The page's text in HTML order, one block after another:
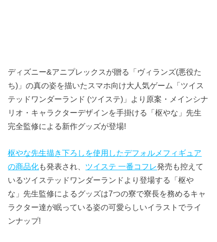
ディズニー&アニプレックスが贈る「ヴィランズ(悪役た
ち)」の真の姿を描いたスマホ向け大人気ゲーム「ツイス
テッドワンダーランド (ツイステ)」より原案・メインシナ
リオ・キャラクターデザインを手掛ける「枢やな」先生
完全監修による新作グッズが登場!
枢やな先生描き下ろしを使用したデフォルメフィギュア
の商品化も発表され、 ツイステ 一番コフレ発売も控えて
いるツイステッドワンダーランドより登場する「枢や
な」先生監修によるグッズは7つの寮で寮長を務めるキャ
ラクター達が眠っている姿の可愛らしいイラストでライ
ンナップ!